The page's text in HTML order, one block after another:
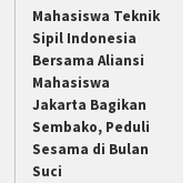
Mahasiswa Teknik
Sipil Indonesia
Bersama Aliansi
Mahasiswa
Jakarta Bagikan
Sembako, Peduli
Sesama di Bulan
Suci